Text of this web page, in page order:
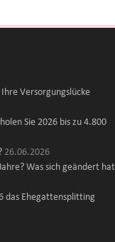
Versorgungslücke
Sie 2026 bis zu 4.800
26.06.2026
Was sich geändert hat
das Ehegattensplitting